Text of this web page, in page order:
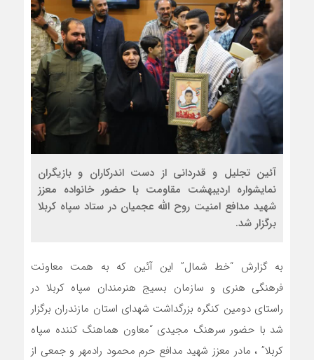
آئین تجلیل و قدردانی از دست اندرکاران و بازیگران
نمایشواره اردیبهشت مقاومت با حضور خانواده معزز
شهید مدافع امنیت روح الله عجمیان در ستاد سپاه کربلا
برگزار شد.
به گزارش “خط شمال” این آئین که به همت معاونت
فرهنگی هنری و سازمان بسیج هنرمندان سپاه کربلا در
راستای دومین کنگره بزرگداشت شهدای استان مازندران برگزار
شد با حضور سرهنگ مجیدی “معاون هماهنگ کننده سپاه
کربلا” ، مادر معزز شهید مدافع حرم محمود رادمهر و جمعی از